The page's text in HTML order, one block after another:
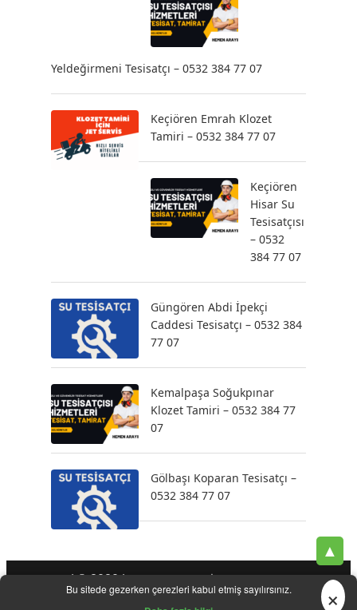
Yeldeğirmeni Tesisatçı – 0532 384 77 07
Keçiören Emrah Klozet
Tamiri – 0532 384 77 07
Keçiören
Hisar Su
Tesisatçısı
– 0532
384 77 07
Güngören Abdi İpekçi
Caddesi Tesisatçı – 0532 384
77 07
Kemalpaşa Soğukpınar
Klozet Tamiri – 0532 384 77
07
Gölbaşı Koparan Tesisatçı –
0532 384 77 07
Bu sitede gezerken çerezleri kabul etmiş sayılırsınız. ×
▲
| © 2020 |- - - Klozet
Su Kaçak Tespiti-Su Tesisatçı-Su Tesisat Hizmetleri-